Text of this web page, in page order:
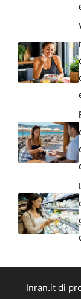
Inran.it di